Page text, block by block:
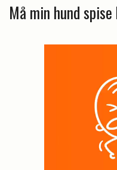
Må min hund